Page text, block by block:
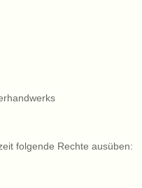
folgende Rechte ausüben: